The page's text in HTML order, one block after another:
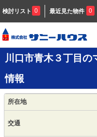
検討リスト 0 最近見た物件 0
川口市青木３丁目の
情報
所在地
交通